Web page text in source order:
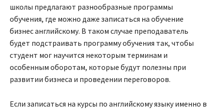
школы предлагают разнообразные программы
обучения, где можно даже записаться на обучение
бизнес английскому. В таком случае преподаватель
будет подстраивать программу обучения так, чтобы
студент мог научится некоторым терминам и
особенным оборотам, которые будут полезны при
развитии бизнеса и проведении переговоров.
Если записаться на курсы по английскому языку именно в